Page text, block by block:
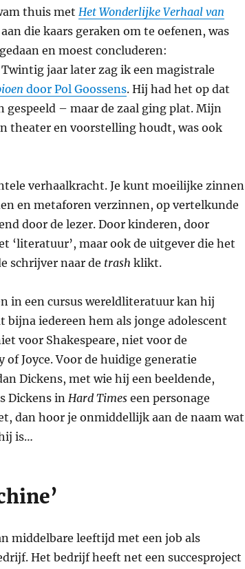
thuis met Het Wonderlijke Verhaal van
die kaars geraken om te oefenen, was
en moest concluderen:
jaar later zag ik een magistrale
door Pol Goossens. Hij had het op dat
– maar de zaal ging plat. Mijn
theater en voorstelling houdt, was ook
verhaalkracht. Je kunt moeilijke zinnen
en metaforen verzinnen, op vertelkunde
door de lezer. Door kinderen, door
‘literatuur’, maar ook de uitgever die het
schrijver naar de trash klikt.
in een cursus wereldliteratuur kan hij
iedereen hem als jonge adolescent
voor Shakespeare, niet voor de
Joyce. Voor de huidige generatie
Dickens, met wie hij een beeldende,
Dickens inHard Timeseen personage
dan hoor je onmiddellijk aan de naam wat
is…
middelbare leeftijd met een job als
Het bedrijf heeft net een succesproject